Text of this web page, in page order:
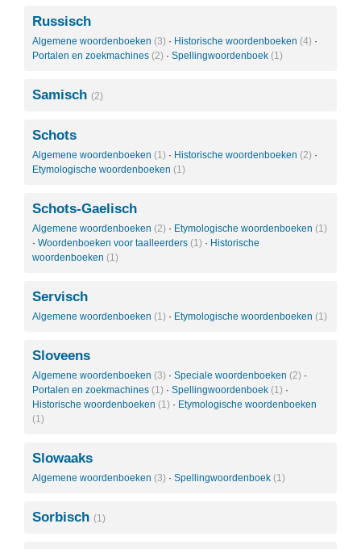
Russisch
Algemene woordenboeken (3) · Historische woordenboeken (4) ·
Portalen en zoekmachines (2) · Spellingwoordenboek (1)
Samisch (2)
Schots
Algemene woordenboeken (1) · Historische woordenboeken (2) ·
Etymologische woordenboeken (1)
Schots-Gaelisch
Algemene woordenboeken (2) · Etymologische woordenboeken (1)
· Woordenboeken voor taalleerders (1) · Historische
woordenboeken (1)
Servisch
Algemene woordenboeken (1) · Etymologische woordenboeken (1)
Sloveens
Algemene woordenboeken (3) · Speciale woordenboeken (2) ·
Portalen en zoekmachines (1) · Spellingwoordenboek (1) ·
Historische woordenboeken (1) · Etymologische woordenboeken
(1)
Slowaaks
Algemene woordenboeken (3) · Spellingwoordenboek (1)
Sorbisch (1)